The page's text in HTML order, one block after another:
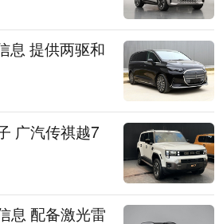
息 提供两驱和
广汽传祺越7
息 配备激光雷